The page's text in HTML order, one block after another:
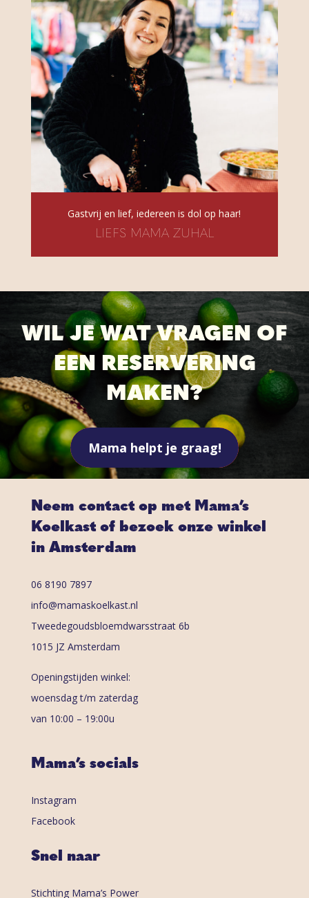
Gastvrij en lief, iedereen is dol op haar!
LIEFS MAMA ZUHAL
WIL JE WAT VRAGEN OF
EEN RESERVERING
MAKEN?
Mama helpt je graag!
Neem contact op met Mama’s
Koelkast of bezoek onze winkel
in Amsterdam
06 8190 7897
info@mamaskoelkast.nl
Tweedegoudsbloemdwarsstraat 6b
1015 JZ Amsterdam
Openingstijden winkel:
woensdag t/m zaterdag
van 10:00 – 19:00u
Mama’s socials
Instagram
Facebook
Snel naar
Stichting Mama’s Power